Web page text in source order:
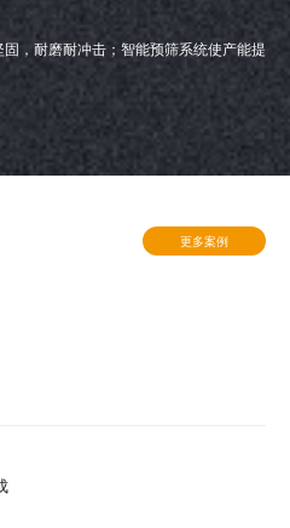
，耐磨耐冲击；智能预筛系统使产能提
更多案例